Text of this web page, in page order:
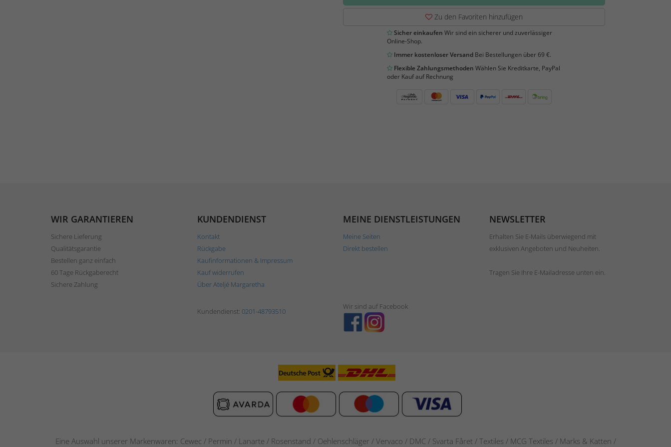
Zu den Favoriten hinzufügen
Sicher einkaufen Wir sind ein sicherer und zuverlässiger
Online-Shop.
Immer kostenloser VersandBei Bestellungen über 69 €.
Flexible Zahlungsmethoden Wählen Sie Kreditkarte, PayPal
oder Kauf auf Rechnung
WIR GARANTIEREN
Sichere Lieferung
Qualitätsgarantie
Bestellen ganz einfach
60 Tage Rückgaberecht
Sichere Zahlung
KUNDENDIENST
Kontakt
Rückgabe
Kaufinformationen & Impressum
Kauf widerrufen
Über Ateljé Margaretha
MEINE DIENSTLEISTUNGEN
Meine Seiten
Direkt bestellen
NEWSLETTER
Erhalten Sie E-Mails überwiegend mit
exklusiven Angeboten und Neuheiten.
Tragen Sie Ihre E-Mailadresse unten ein.
Kundendienst: 0201-48793510
Wir sind auf Facebook
Eine Auswahl unserer Markenwaren: Cewec / Permin / Lanarte / Rosenstand / Oehlenschläger / Vervaco / DMC / Svarta Fåret / Textiles / MCG Textiles / Marks & Katten /